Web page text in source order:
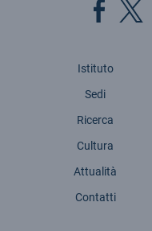
Istituto
Sedi
Ricerca
Cultura
Attualità
Contatti